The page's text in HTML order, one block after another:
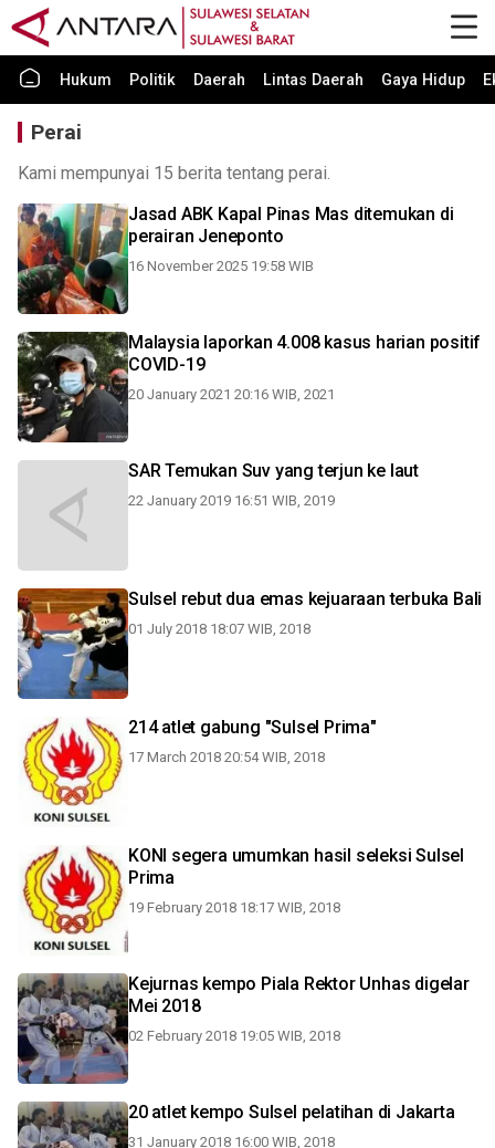
Hukum Politik Daerah Lintas Daerah Gaya Hidup
Perai
Kami mempunyai 15 berita tentang perai.
Jasad ABK Kapal Pinas Mas ditemukan di
perairan Jeneponto
16 November 2025 19:58 WIB
Malaysia laporkan 4.008 kasus harian positif
COVID-19
20 January 2021 20:16 WIB, 2021
SAR Temukan Suv yang terjun ke laut
22 January 2019 16:51 WIB, 2019
Sulsel rebut dua emas kejuaraan terbuka Bali
01 July 2018 18:07 WIB, 2018
214 atlet gabung "Sulsel Prima"
17 March 2018 20:54 WIB, 2018
KONI segera umumkan hasil seleksi Sulsel
Prima
19 February 2018 18:17 WIB, 2018
Kejurnas kempo Piala Rektor Unhas digelar
Mei 2018
02 February 2018 19:05 WIB, 2018
20 atlet kempo Sulsel pelatihan di Jakarta
31 January 2018 16:00 WIB, 2018